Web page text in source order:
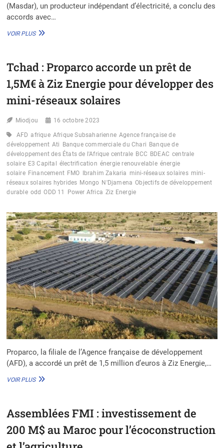
(Masdar), un producteur indépendant d’électricité, a conclu des
accords avec…
VOIR PLUSMASDAR
MAJEURS
10
GW
D’ÉNERGIES
EN
D’ICI
2030
Tchad : Proparco accorde un prêt de
1,5M€ à Ziz Energie pour développer des
mini-réseaux solaires
Miodjou 16 octobre 2023
AFD afrique Afrique Subsaharienne Agence française de
développement Ati Banque commerciale du Chari Banque de
développement des États de l'Afrique centrale BCC BDEAC centrale
solaire E3 Capital électrification énergie renouvelable énergie
solaire Financement FMO Ibrahim Zakaria mini-réseaux solaires mini-
réseaux solaires hybrides Mongo N'Djamena Objectifs de développement
durable odd ODD 11 Power Africa Ziz Energie
Proparco, la filiale de l’Agence française de développement
(AFD), a accordé un prêt de 1,5 million d’euros à Ziz Energie,…
VOIR PLUSTCHAD
UN
PRÊT
DE
1,5M€
Assemblées FMI : investissement de
200 M$ au Maroc pour l’écoconstruction